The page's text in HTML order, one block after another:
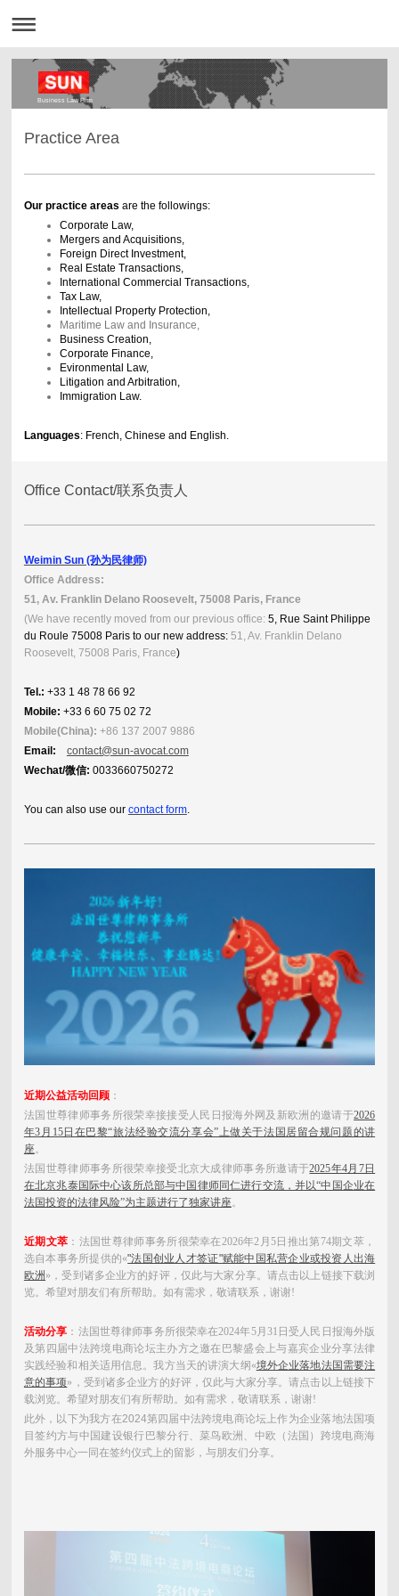
Business Law Firm
Practice Area
Our practice areas are the followings:
Corporate Law,
Mergers and Acquisitions,
Foreign Direct Investment,
Real Estate Transactions,
International Commercial Transactions,
Tax Law,
Intellectual Property Protection,
Maritime Law and Insurance,
Business Creation,
Corporate Finance,
Evironmental Law,
Litigation and Arbitration,
Immigration Law.
Languages: French, Chinese and English.
Office Contact/联系负责人
Weimin Sun (孙为民律师)
Office Address:
51, Av. Franklin Delano Roosevelt, 75008 Paris, France
(We have recently moved from our previous office: 5, Rue Saint Philippe
du Roule 75008 Paris to our new address:51, Av. Franklin Delano
Roosevelt, 75008 Paris, France)
Tel.: +33 1 48 78 66 92
Mobile: +33 6 60 75 02 72
Mobile(China): +86 137 2007 9886
Email: contact@sun-avocat.com
Wechat/微信: 0033660750272
You can also use our contact form.
近期公益活动回顾：
法国世尊律师事务所很荣幸接接受人民日报海外网及新欧洲的邀请于2026
年3月15日在巴黎“旅法经验交流分享会”上做关于法国居留合规问题的讲
座。
法国世尊律师事务所很荣幸接受北京大成律师事务所邀请于2025年4月7日
在北京兆泰国际中心该所总部与中国律师同仁进行交流，并以“中国企业在
法国投资的法律风险”为主题进行了独家讲座。
近期文萃 ：法国世尊律师事务所很荣幸在2026年2月5日推出第74期文萃，
选自本事务所提供的«"法国创业人才签证"赋能中国私营企业或投资人出海
欧洲»，受到诸多企业方的好评，仅此与大家分享。 请点击以上链接下载浏
览。希望对朋友们有所帮助。如有需求，敬请联系，谢谢!
活动分享 ：法国世尊律师事务所很荣幸在2024年5月31日受人民日报海外版
及第四届中法跨境电商论坛主办方之邀在巴黎盛会上与嘉宾企业分享法律
实践经验和相关适用信息。我方当天的讲演大纲«境外企业落地法国需要注
意的事项»，受到诸多企业方的好评，仅此与大家分享。请点击以上链接下
载浏览。希望对朋友们有所帮助。如有需求，敬请联系，谢谢!
此外，以下为我方在2024第四届中法跨境电商论坛上作为企业落地法国项
目签约方与中国建设银行巴黎分行、菜鸟欧洲、中欧（法国）跨境电商海
外服务中心一同在签约仪式上的留影，与朋友们分享。